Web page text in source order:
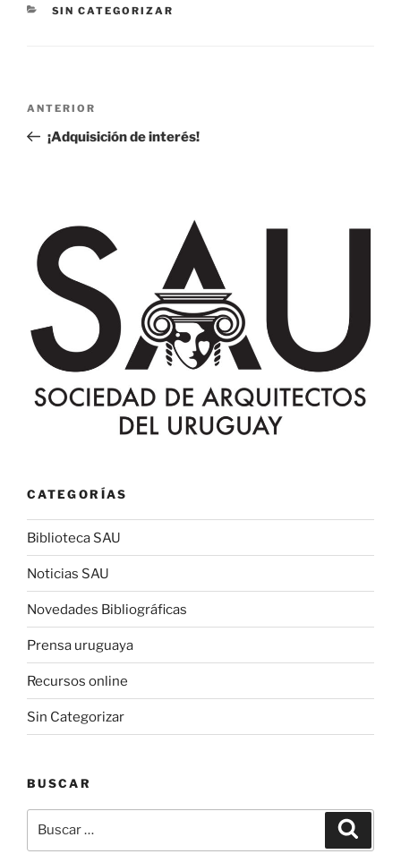
CATEGORÍAS
SIN CATEGORIZAR
entradas
Entrada
anterior:
ANTERIOR
¡Adquisición de interés!
CATEGORÍAS
Biblioteca SAU
Noticias SAU
Novedades Bibliográficas
Prensa uruguaya
Recursos online
Sin Categorizar
BUSCAR
por: